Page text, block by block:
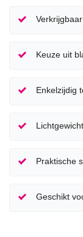
Keuze uit
Enkelzijdig
Praktische
Geschikt